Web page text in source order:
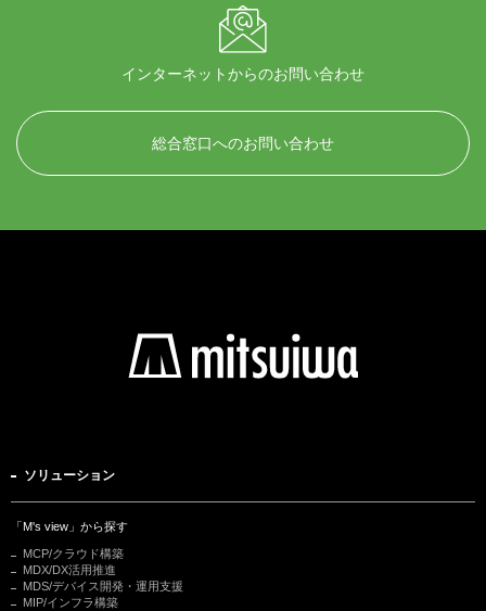
インターネットからのお問い合わせ
総合窓口へのお問い合わせ
ソリューション
「M's view」から探す
MCP/クラウド構築
MDX/DX活用推進
MDS/デバイス開発・運用支援
MIP/インフラ構築